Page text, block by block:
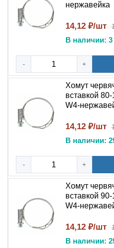
нержавейка
14,12 ₽/шт
В наличии:
- +
Хомут
вставкой
W4-
14,12 ₽/шт
В наличии:
- +
Хомут
вставкой
W4-
14,12 ₽/шт
В наличии: